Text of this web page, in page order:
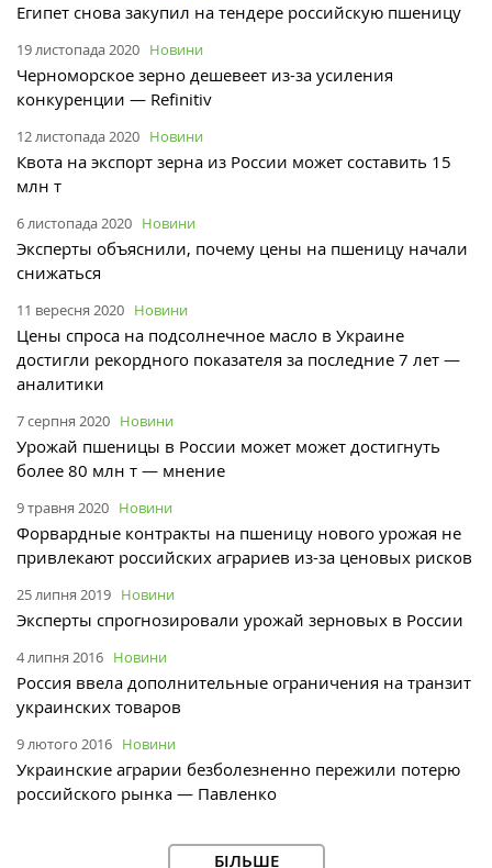
Египет снова закупил на тендере российскую пшеницу
19 листопада 2020 Новини
Черноморское зерно дешевеет из-за усиления
конкуренции — Refinitiv
12 листопада 2020 Новини
Квота на экспорт зерна из России может составить 15
млн т
6 листопада 2020 Новини
Эксперты объяснили, почему цены на пшеницу начали
снижаться
11 вересня 2020 Новини
Цены спроса на подсолнечное масло в Украине
достигли рекордного показателя за последние 7 лет —
аналитики
7 серпня 2020 Новини
Урожай пшеницы в России может может достигнуть
более 80 млн т — мнение
9 травня 2020 Новини
Форвардные контракты на пшеницу нового урожая не
привлекают российских аграриев из-за ценовых рисков
25 липня 2019 Новини
Эксперты спрогнозировали урожай зерновых в России
4 липня 2016 Новини
Россия ввела дополнительные ограничения на транзит
украинских товаров
9 лютого 2016 Новини
Украинские аграрии безболезненно пережили потерю
российского рынка — Павленко
БІЛЬШЕ